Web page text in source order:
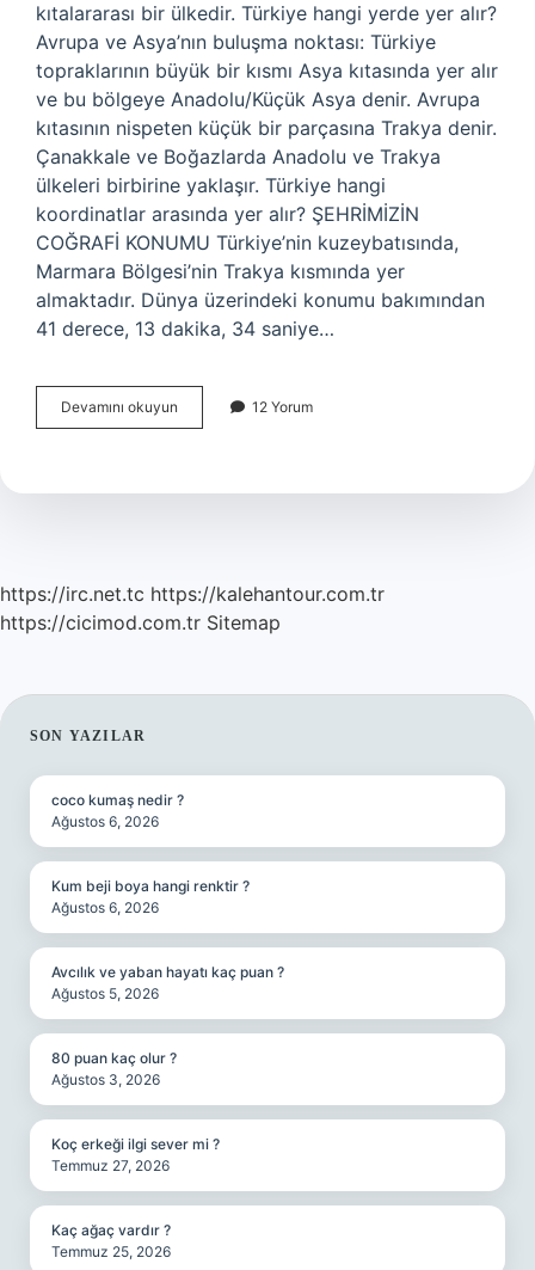
kıtalararası bir ülkedir. Türkiye hangi yerde yer alır?
Avrupa ve Asya’nın buluşma noktası: Türkiye
topraklarının büyük bir kısmı Asya kıtasında yer alır
ve bu bölgeye Anadolu/Küçük Asya denir. Avrupa
kıtasının nispeten küçük bir parçasına Trakya denir.
Çanakkale ve Boğazlarda Anadolu ve Trakya
ülkeleri birbirine yaklaşır. Türkiye hangi
koordinatlar arasında yer alır? ŞEHRİMİZİN
COĞRAFİ KONUMU Türkiye’nin kuzeybatısında,
Marmara Bölgesi’nin Trakya kısmında yer
almaktadır. Dünya üzerindeki konumu bakımından
41 derece, 13 dakika, 34 saniye…
Devamını okuyun
Hangi
Alıyor
12 Yorum
https://irc.net.tc https://kalehantour.com.tr
https://cicimod.com.tr Sitemap
SIDEBAR
SON YAZILAR
coco kumaş nedir ?
Ağustos 6, 2026
Kum beji boya hangi renktir ?
Ağustos 6, 2026
Avcılık ve yaban hayatı kaç puan ?
Ağustos 5, 2026
80 puan kaç olur ?
Ağustos 3, 2026
Koç erkeği ilgi sever mi ?
Temmuz 27, 2026
Kaç ağaç vardır ?
Temmuz 25, 2026